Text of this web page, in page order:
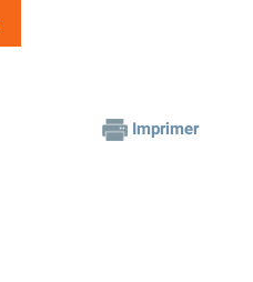
Imprimer